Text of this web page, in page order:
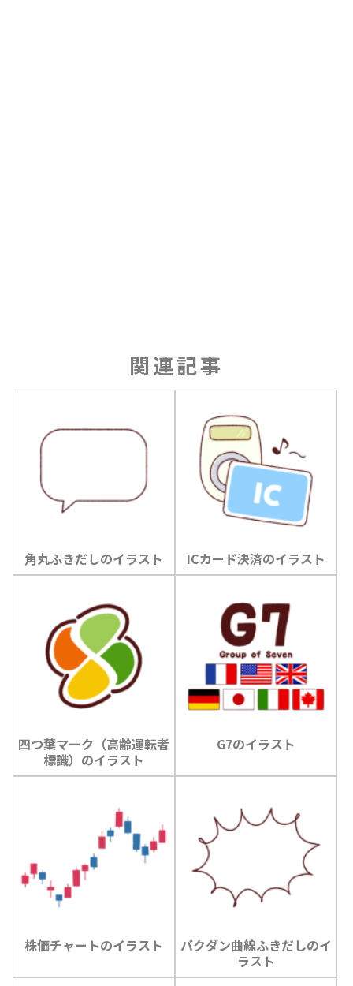
関連記事
角丸ふきだしのイラスト ICカード決済のイラスト
四つ葉マーク（高齢運転者
標識）のイラスト
G7のイラスト
株価チャートのイラスト
バクダン曲線ふきだしのイ
ラスト